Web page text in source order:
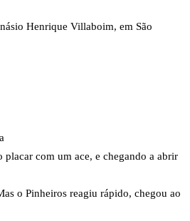
Henrique Villaboim, em São
placar com um ace, e chegando a abrir
o Pinheiros reagiu rápido, chegou ao